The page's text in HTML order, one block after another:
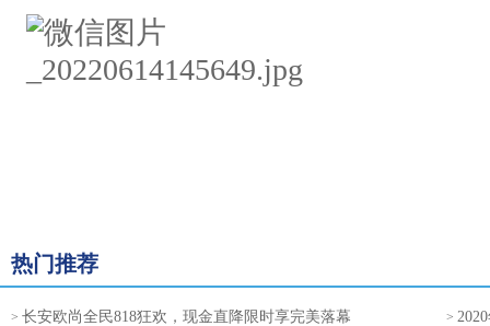
热门推荐
> 长安欧尚全民818狂欢，现金直降限时享完美落幕 >